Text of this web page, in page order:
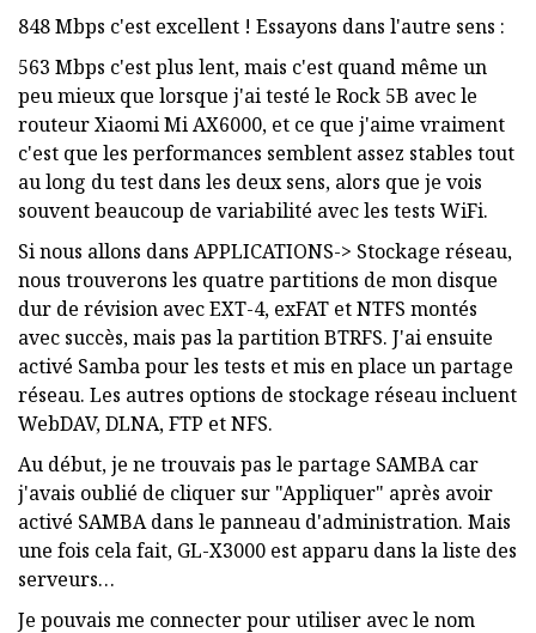
848 Mbps c'est excellent ! Essayons dans l'autre sens :
563 Mbps c'est plus lent, mais c'est quand même un
peu mieux que lorsque j'ai testé le Rock 5B avec le
routeur Xiaomi Mi AX6000, et ce que j'aime vraiment
c'est que les performances semblent assez stables tout
au long du test dans les deux sens, alors que je vois
souvent beaucoup de variabilité avec les tests WiFi.
Si nous allons dans APPLICATIONS-> Stockage réseau,
nous trouverons les quatre partitions de mon disque
dur de révision avec EXT-4, exFAT et NTFS montés
avec succès, mais pas la partition BTRFS. J'ai ensuite
activé Samba pour les tests et mis en place un partage
réseau. Les autres options de stockage réseau incluent
WebDAV, DLNA, FTP et NFS.
Au début, je ne trouvais pas le partage SAMBA car
j'avais oublié de cliquer sur "Appliquer" après avoir
activé SAMBA dans le panneau d'administration. Mais
une fois cela fait, GL-X3000 est apparu dans la liste des
serveurs…
Je pouvais me connecter pour utiliser avec le nom